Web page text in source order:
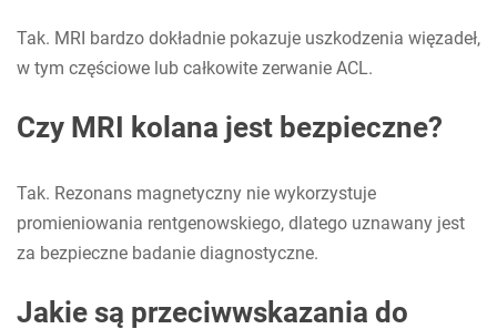
Tak. MRI bardzo dokładnie pokazuje uszkodzenia więzadeł,
w tym częściowe lub całkowite zerwanie ACL.
Czy MRI kolana jest bezpieczne?
Tak. Rezonans magnetyczny nie wykorzystuje
promieniowania rentgenowskiego, dlatego uznawany jest
za bezpieczne badanie diagnostyczne.
Jakie są przeciwwskazania do